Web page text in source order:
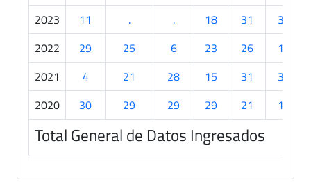
2023
11 . . 18 31
30
2022
29 25 6 23 26
17
2021
4 21 28 15 31
30
2020
30 29 29 29 21 14
Total General de Datos Ingresados